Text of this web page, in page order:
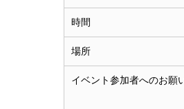
時間
場所
イベント参加者へのお願